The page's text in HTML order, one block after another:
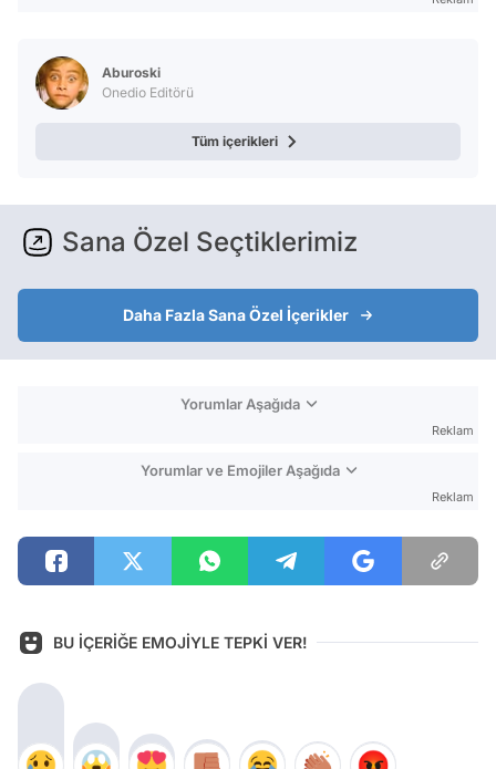
Aburoski
Onedio Editörü
Tüm içerikleri
Sana Özel Seçtiklerimiz
Daha Fazla Sana Özel İçerikler
Yorumlar Aşağıda
Reklam
Yorumlar ve Emojiler Aşağıda
Reklam
BU İÇERİĞE EMOJİYLE TEPKİ VER!